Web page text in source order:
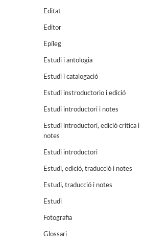
Editat
Editor
Epíleg
Estudi i antologia
Estudi i catalogació
Estudi instroductorio i edició
Estudi introductori i notes
Estudi introductori, edició crítica i
notes
Estudi introductori
Estudi, edició, traducció i notes
Estudi, traducció i notes
Estudi
Fotografia
Glossari